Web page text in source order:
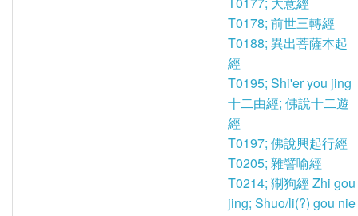
T0178; 前世三轉經
T0188; 異出菩薩本起
經
T0195; Shi'er you jing
十二由經; 佛說十二遊
經
T0197; 佛說興起行經
T0205; 雜譬喻經
T0214; 猘狗經 Zhi gou
jing; Shuo/li(?) gou nie